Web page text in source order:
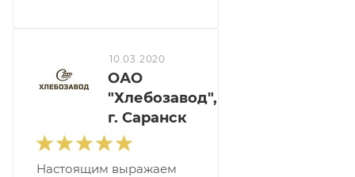
10.03.2020
ОАО
"Хлебозавод",
г. Саранск
Настоящим выражаем